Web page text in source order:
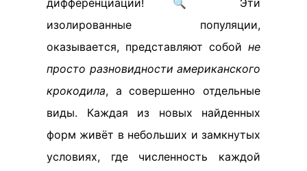
дифференциации! 🔍 Эти
изолированные популяции,
оказывается, представляют собой не
просто разновидности американского
крокодила, а совершенно отдельные
виды. Каждая из новых найденных
форм живёт в небольших и замкнутых
условиях, где численность каждой